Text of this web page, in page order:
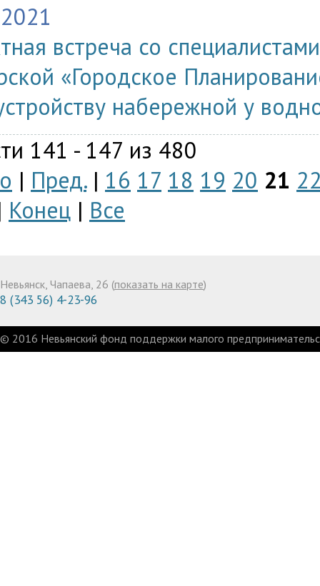
встреча со
«Городское
набережной у
141 - 147 из 480
| Пред.| 16 17 18 19 20 21
Конец | Все
Невьянск, Чапаева, 26 (показать на карте)
8 (343 56) 4-23-96
© 2016 Невьянский фонд поддержки малого